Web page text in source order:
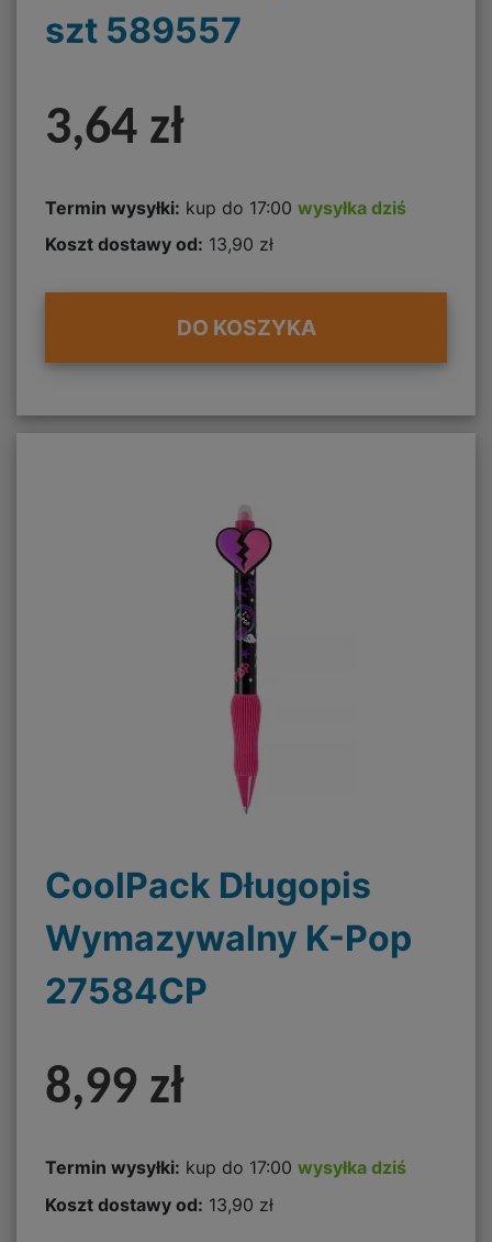
szt 589557
3,64 zł
Termin wysyłki: kup do 17:00 wysyłka dziś
Koszt dostawy od: 13,90 zł
DO KOSZYKA
CoolPack Długopis
Wymazywalny K-Pop
27584CP
8,99 zł
Termin wysyłki: kup do 17:00 wysyłka dziś
Koszt dostawy od: 13,90 zł